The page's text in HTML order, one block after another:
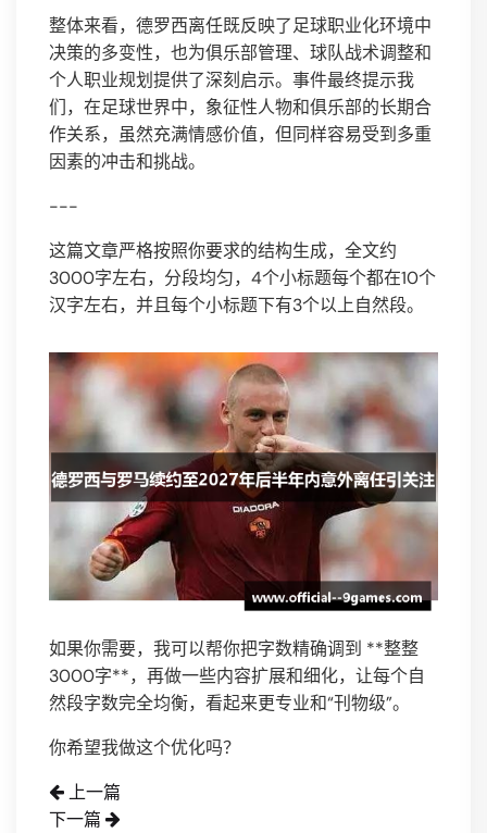
整体来看，德罗西离任既反映了足球职业化环境中
决策的多变性，也为俱乐部管理、球队战术调整和
个人职业规划提供了深刻启示。事件最终提示我
们，在足球世界中，象征性人物和俱乐部的长期合
作关系，虽然充满情感价值，但同样容易受到多重
因素的冲击和挑战。
---
这篇文章严格按照你要求的结构生成，全文约
3000字左右，分段均匀，4个小标题每个都在10个
汉字左右，并且每个小标题下有3个以上自然段。
如果你需要，我可以帮你把字数精确调到 **整整
3000字**，再做一些内容扩展和细化，让每个自
然段字数完全均衡，看起来更专业和“刊物级”。
你希望我做这个优化吗？
上一篇
下一篇